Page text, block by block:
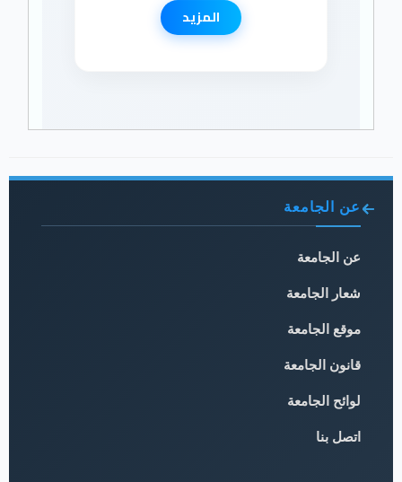
المزيد
عن الجامعة
عن الجامعة
شعار الجامعة
موقع الجامعة
قانون الجامعة
لوائح الجامعة
اتصل بنا